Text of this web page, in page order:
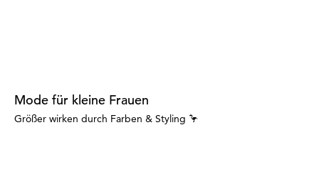
Mode für kleine Frauen
Größer wirken durch Farben & Styling 🦩